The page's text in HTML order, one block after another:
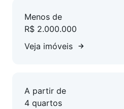
Menos de
R$ 2.000.000
Veja imóveis
A partir de
4 quartos